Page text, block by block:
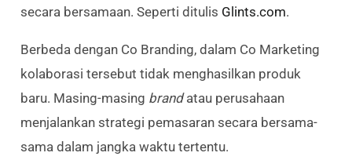
secara bersamaan. Seperti ditulis Glints.com.
Berbeda dengan Co Branding, dalam Co Marketing
kolaborasi tersebut tidak menghasilkan produk
baru. Masing-masing brandatau perusahaan
menjalankan strategi pemasaran secara bersama-
sama dalam jangka waktu tertentu.